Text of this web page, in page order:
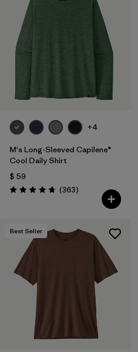
+4
M's Long-Sleeved Capilene®
Cool Daily Shirt
$ 59
Valoración: 4.7 / 5
(363Comentarios
)
Best Seller